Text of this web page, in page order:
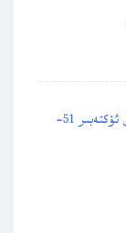
ئىستىقلال ئاۋازى ئايلىق ئاخبارات ژۇرنىلى 2024-يىل ئۆكتەبىر 51-